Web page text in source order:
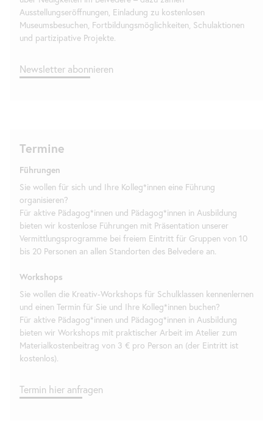
Ausstellungseröffnungen, Einladung zu kostenlosen
Museumsbesuchen, Fortbildungsmöglichkeiten, Schulaktionen
und partizipative Projekte.
Newsletter abonnieren
Termine
Führungen
Sie wollen für sich und Ihre Kolleg*innen eine Führung
organisieren?
Für aktive Pädagog*innen und Pädagog*innen in Ausbildung
bieten wir kostenlose Führungen mit Präsentation unserer
Vermittlungsprogramme bei freiem Eintritt für Gruppen von 10
bis 20 Personen an allen Standorten des Belvedere an.
Workshops
Sie wollen die Kreativ-Workshops für Schulklassen kennenlernen
und einen Termin für Sie und Ihre Kolleg*innen buchen?
Für aktive Pädagog*innen und Pädagog*innen in Ausbildung
bieten wir Workshops mit praktischer Arbeit im Atelier zum
Materialkostenbeitrag von 3 € pro Person an (der Eintritt ist
kostenlos).
Termin hier anfragen